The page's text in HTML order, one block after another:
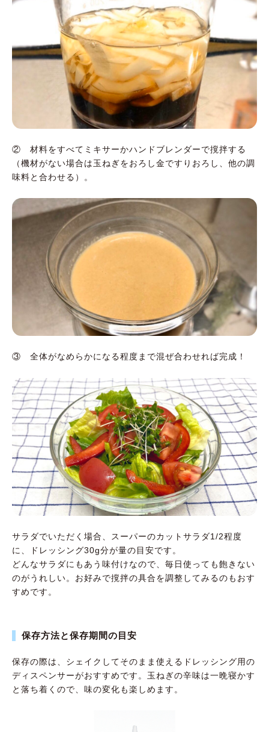
② 材料をすべてミキサーかハンドブレンダーで撹拌する
（機材がない場合は玉ねぎをおろし金ですりおろし、他の調
味料と合わせる）。
③ 全体がなめらかになる程度まで混ぜ合わせれば完成！
サラダでいただく場合、スーパーのカットサラダ1/2程度
に、ドレッシング30g分が量の目安です。
どんなサラダにもあう味付けなので、毎日使っても飽きない
のがうれしい。お好みで撹拌の具合を調整してみるのもおす
すめです。
保存方法と保存期間の目安
保存の際は、シェイクしてそのまま使えるドレッシング用の
ディスペンサーがおすすめです。玉ねぎの辛味は一晩寝かす
と落ち着くので、味の変化も楽しめます。